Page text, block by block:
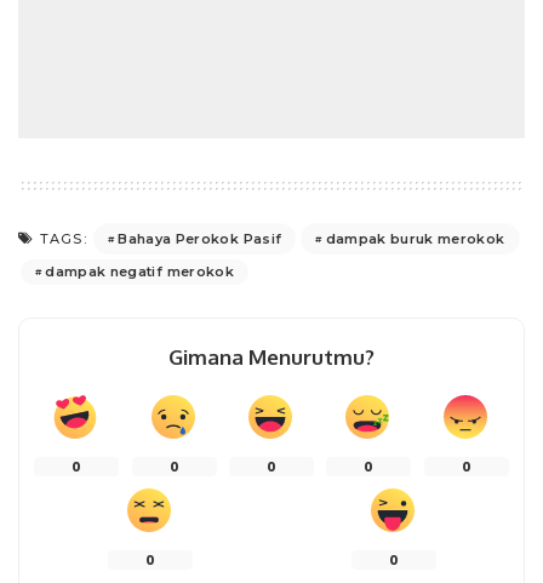
TAGS: Bahaya Perokok Pasif
dampak buruk merokok
dampak negatif merokok
Gimana Menurutmu?
0 0 0 0 0
0 0